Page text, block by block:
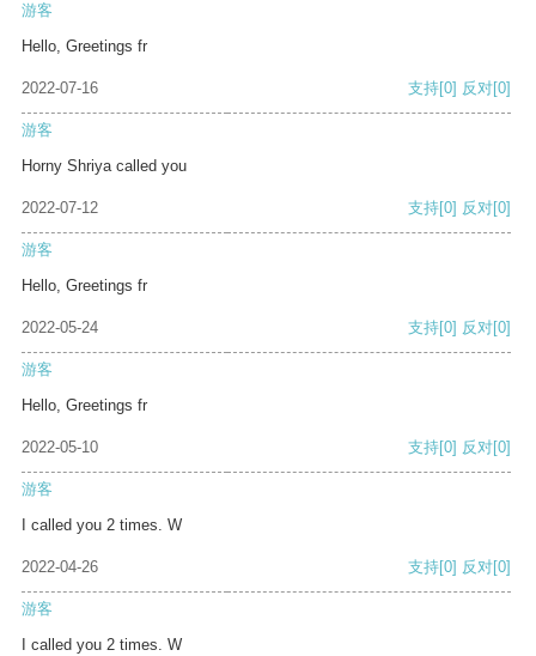
游客
Hello, Greetings fr
2022-07-16 支持[0] 反对[0]
游客
Horny Shriya called you
2022-07-12 支持[0] 反对[0]
游客
Hello, Greetings fr
2022-05-24 支持[0] 反对[0]
游客
Hello, Greetings fr
2022-05-10 支持[0] 反对[0]
游客
I called you 2 times. W
2022-04-26 支持[0] 反对[0]
游客
I called you 2 times. W